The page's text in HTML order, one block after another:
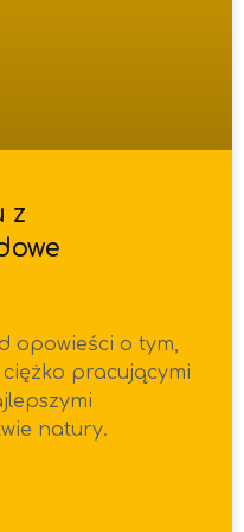
z
opowieści o tym,
pracującymi
natury.